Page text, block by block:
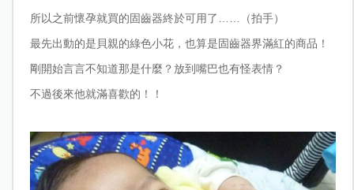
所以之前懷孕就買的固齒器終於可用了……（拍手）
最先出動的是貝親的綠色小花，也算是固齒器界滿紅的商品！
剛開始言言不知道那是什麼？放到嘴巴也有怪表情？
不過後來他就滿喜歡的！！